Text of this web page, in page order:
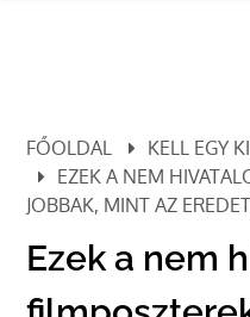
FŐOLDAL
KELL EGY
EZEK A NEM
JOBBAK, MINT AZ
Ezek a nem